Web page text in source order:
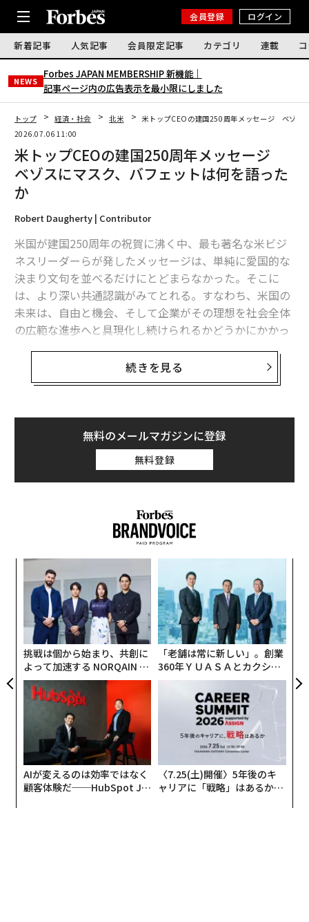
会員登録 ログイン
新着記事 人気記事 会員限定記事 カテゴリ 連載
NEWS
Forbes JAPAN MEMBERSHIP 新機能｜
記事ページ内の広告表示を最小限にしました
トップ 経済・社会 北米
米トップCEOの建国250周年メッセージ ベゾス
2026.07.06 11:00
米トップCEOの建国250周年メッセージ
ベゾスにマスク、バフェットは何を語った
か
Robert Daugherty | Contributor
米国が建国250周年の祝賀に沸く中、最も著名な米ビジ
ネスリーダーらが発したメッセージは、単純に愛国的な
決まり文句を並べるだけにとどまらなかった。そこに
は、より深い共通認識がみてとれる。すなわち、米国の
未来は、自由と機会、そして企業がその理想を社会全体
の広範な進歩へと具現化し続けられるかどうかにかかっ
ている、という点だ。
チャールズ・コーク
責任者（CEO）のチャールズ・コークは、この節目を
「第一原理」の観点から見た。「理念に基づいて築かれ
と記した。それは、人々が何かに貢献し、価値を創造
し、他者の生活を向上させることが自由にできれば、並
外れたことを成し遂げられるというものだ。
コークは、米国においてこの理想の実現がしばしば不完
全であったことを認めつつも、それが人類の目覚ましい
進歩を促進する一助となったと主張する。そして、同じ
理念が中西部の小さな企業だった自社をグローバル企業
へと成長させた原動力となったとつづった。つまり、
人々の生活向上を支援することこそが、永続的な成功を
もたらすのだ、と。
続きを見る
無料のメールマガジンに登録
無料登録
挑戦は個から始まり、共創に
よって加速する NORQAIN JA
PAN 特別座談会
「老舗は常に新しい」。創業
360年ＹＵＡＳＡとカクシン
CEO田尻望が語る、AIを超え
る人の価値
AIが変えるのは効率ではなく
顧客体験だ──HubSpot Ja
〈7.25(土)開催〉5年後のキ
ャリアに「戦略」はあるか。